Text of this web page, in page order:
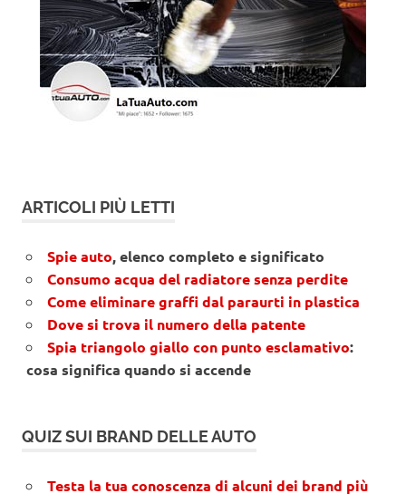
ARTICOLI PIÙ LETTI
Spie auto, elenco completo e significato
Consumo acqua del radiatore senza perdite
Come eliminare graffi dal paraurti in plastica
Dove si trova il numero della patente
Spia triangolo giallo con punto esclamativo:
cosa significa quando si accende
QUIZ SUI BRAND DELLE AUTO
Testa la tua conoscenza di alcuni dei brand più